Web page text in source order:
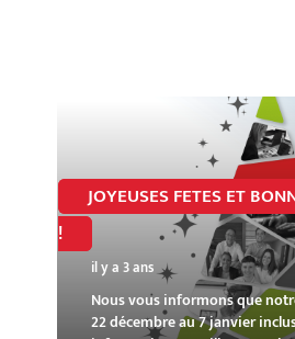
JOYEUSES FETES ET
!
il y a 3 ans
Nous vous informons que
22 décembre au 7 janvier